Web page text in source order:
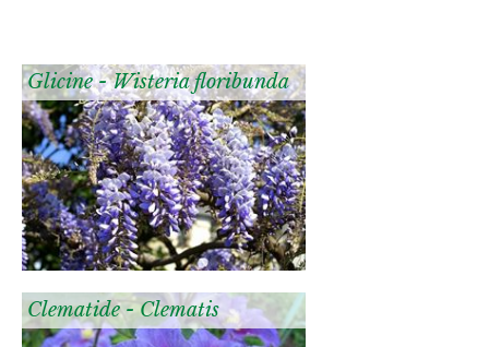
Glicine - Wisteria floribunda
Clematide - Clematis